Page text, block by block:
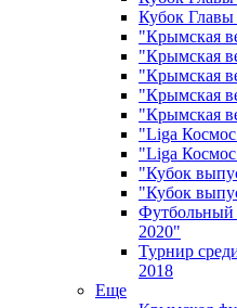
Кубок
"Крымская
"Крымская
"Крымская
"Крымская
"Крымская
"Liga
"Liga
"Кубок
"Кубок
Футбольный
2020"
Турнир
2018
Еще